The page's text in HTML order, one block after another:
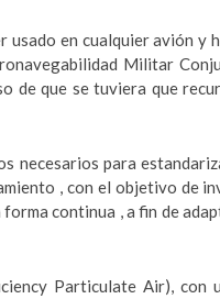
usado en cualquier avión y
Militar
de que se tuviera que
necesarios para
, con el objetivo de
continua , a fin de
Particulate Air), con